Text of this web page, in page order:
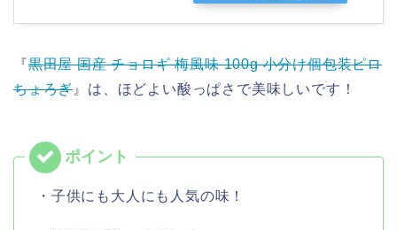
『黒田屋 国産 チョロギ 梅風味 100g 小分け個包装ピロ
ちょろぎ』は、ほどよい酸っぱさで美味しいです！
・子供にも大人にも人気の味！